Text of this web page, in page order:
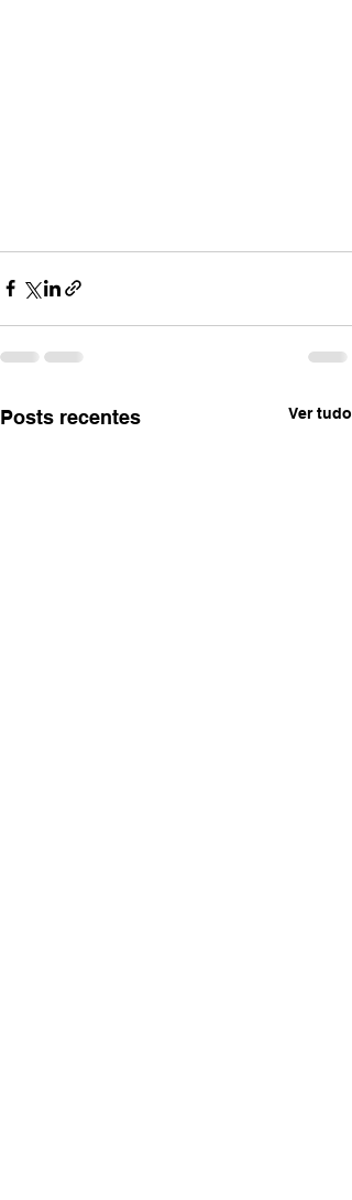
Posts recentes Ver tudo